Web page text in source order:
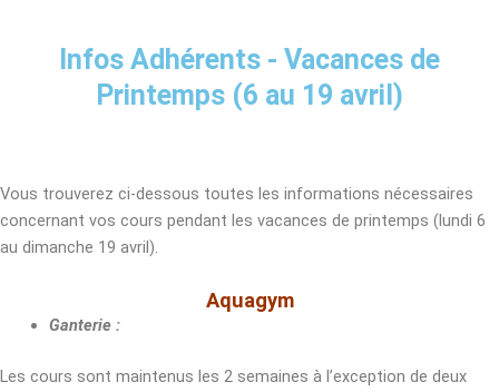
Infos Adhérents - Vacances de
Printemps (6 au 19 avril)
Vous trouverez ci-dessous toutes les informations nécessaires
concernant vos cours pendant les vacances de printemps (lundi 6
au dimanche 19 avril).
Aquagym
Ganterie :
Les cours sont maintenus les 2 semaines à l’exception de deux